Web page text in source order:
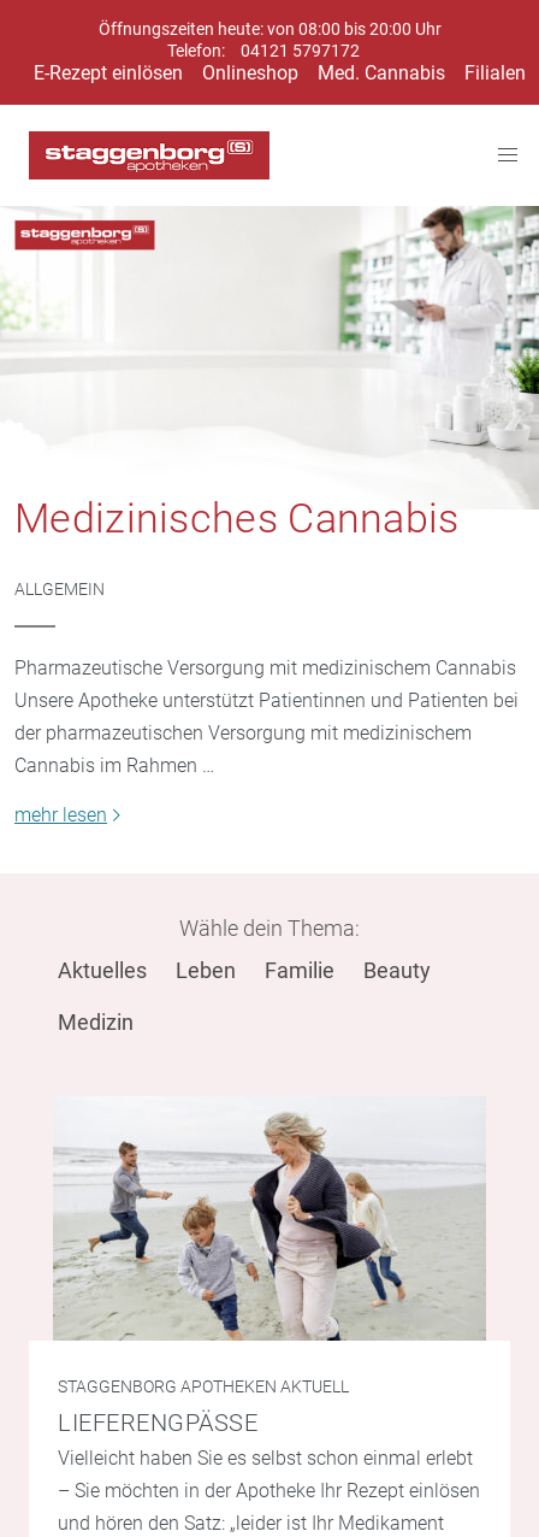
Öffnungszeiten heute: von 08:00 bis 20:00 Uhr
Telefon:
04121 5797172
E-Rezept einlösen Onlineshop Med. Cannabis Filialen
Medizinisches Cannabis
ALLGEMEIN
Pharmazeutische Versorgung mit medizinischem Cannabis
Unsere Apotheke unterstützt Patientinnen und Patienten bei
der pharmazeutischen Versorgung mit medizinischem
Cannabis im Rahmen …
mehr lesen
Wähle dein Thema:
Aktuelles
Leben Familie Beauty
Medizin
STAGGENBORG APOTHEKEN AKTUELL
LIEFERENGPÄSSE
Vielleicht haben Sie es selbst schon einmal erlebt
– Sie möchten in der Apotheke Ihr Rezept einlösen
und hören den Satz: „leider ist Ihr Medikament